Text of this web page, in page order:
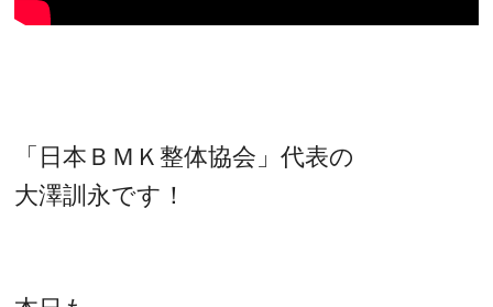
「日本ＢＭＫ整体協会」代表の
大澤訓永です！